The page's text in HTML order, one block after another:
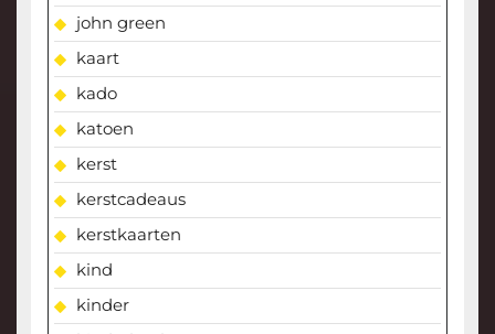
john green
kaart
kado
katoen
kerst
kerstcadeaus
kerstkaarten
kind
kinder